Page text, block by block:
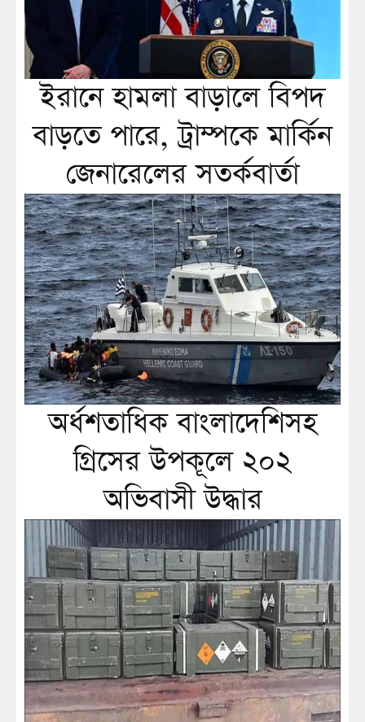
ইরানে হামলা বাড়ালে বিপদ
বাড়তে পারে, ট্রাম্পকে মার্কিন
জেনারেলের সতর্কবার্তা
অর্ধশতাধিক বাংলাদেশিসহ
গ্রিসের উপকূলে ২০২
অভিবাসী উদ্ধার